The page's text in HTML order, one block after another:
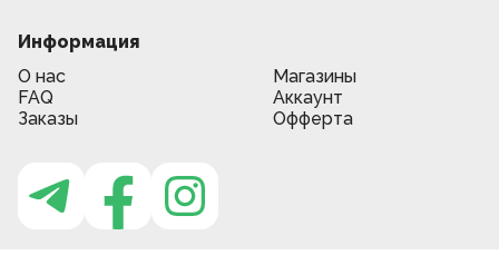
Информация
О нас
Магазины
FAQ
Аккаунт
Заказы
Офферта